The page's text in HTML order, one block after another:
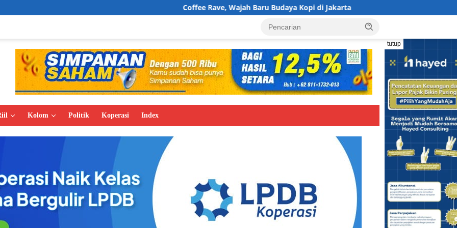
Coffee Rave, Wajah Baru Budaya Kopi di Jakarta Koperasi BMI Group Tancap Gas
tutup
Kolom Politik Koperasi Index